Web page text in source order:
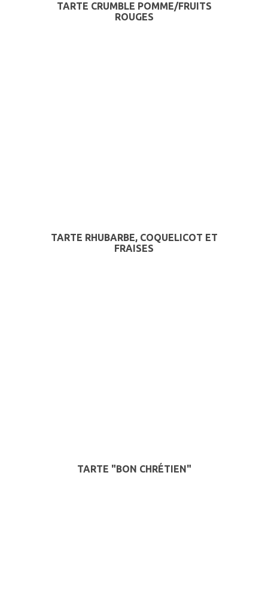
TARTE CRUMBLE POMME/FRUITS
ROUGES
TARTE RHUBARBE, COQUELICOT ET
FRAISES
TARTE "BON CHRÉTIEN"